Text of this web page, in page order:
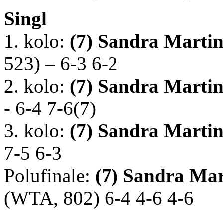
Singl
1. kolo: (7) Sandra
523) – 6-3 6-2
2. kolo: (7) Sandra
- 6-4 7-6(7)
3. kolo: (7) Sandra
7-5 6-3
Polufinale: (7) Sandra
(WTA, 802) 6-4 4-6 4-6